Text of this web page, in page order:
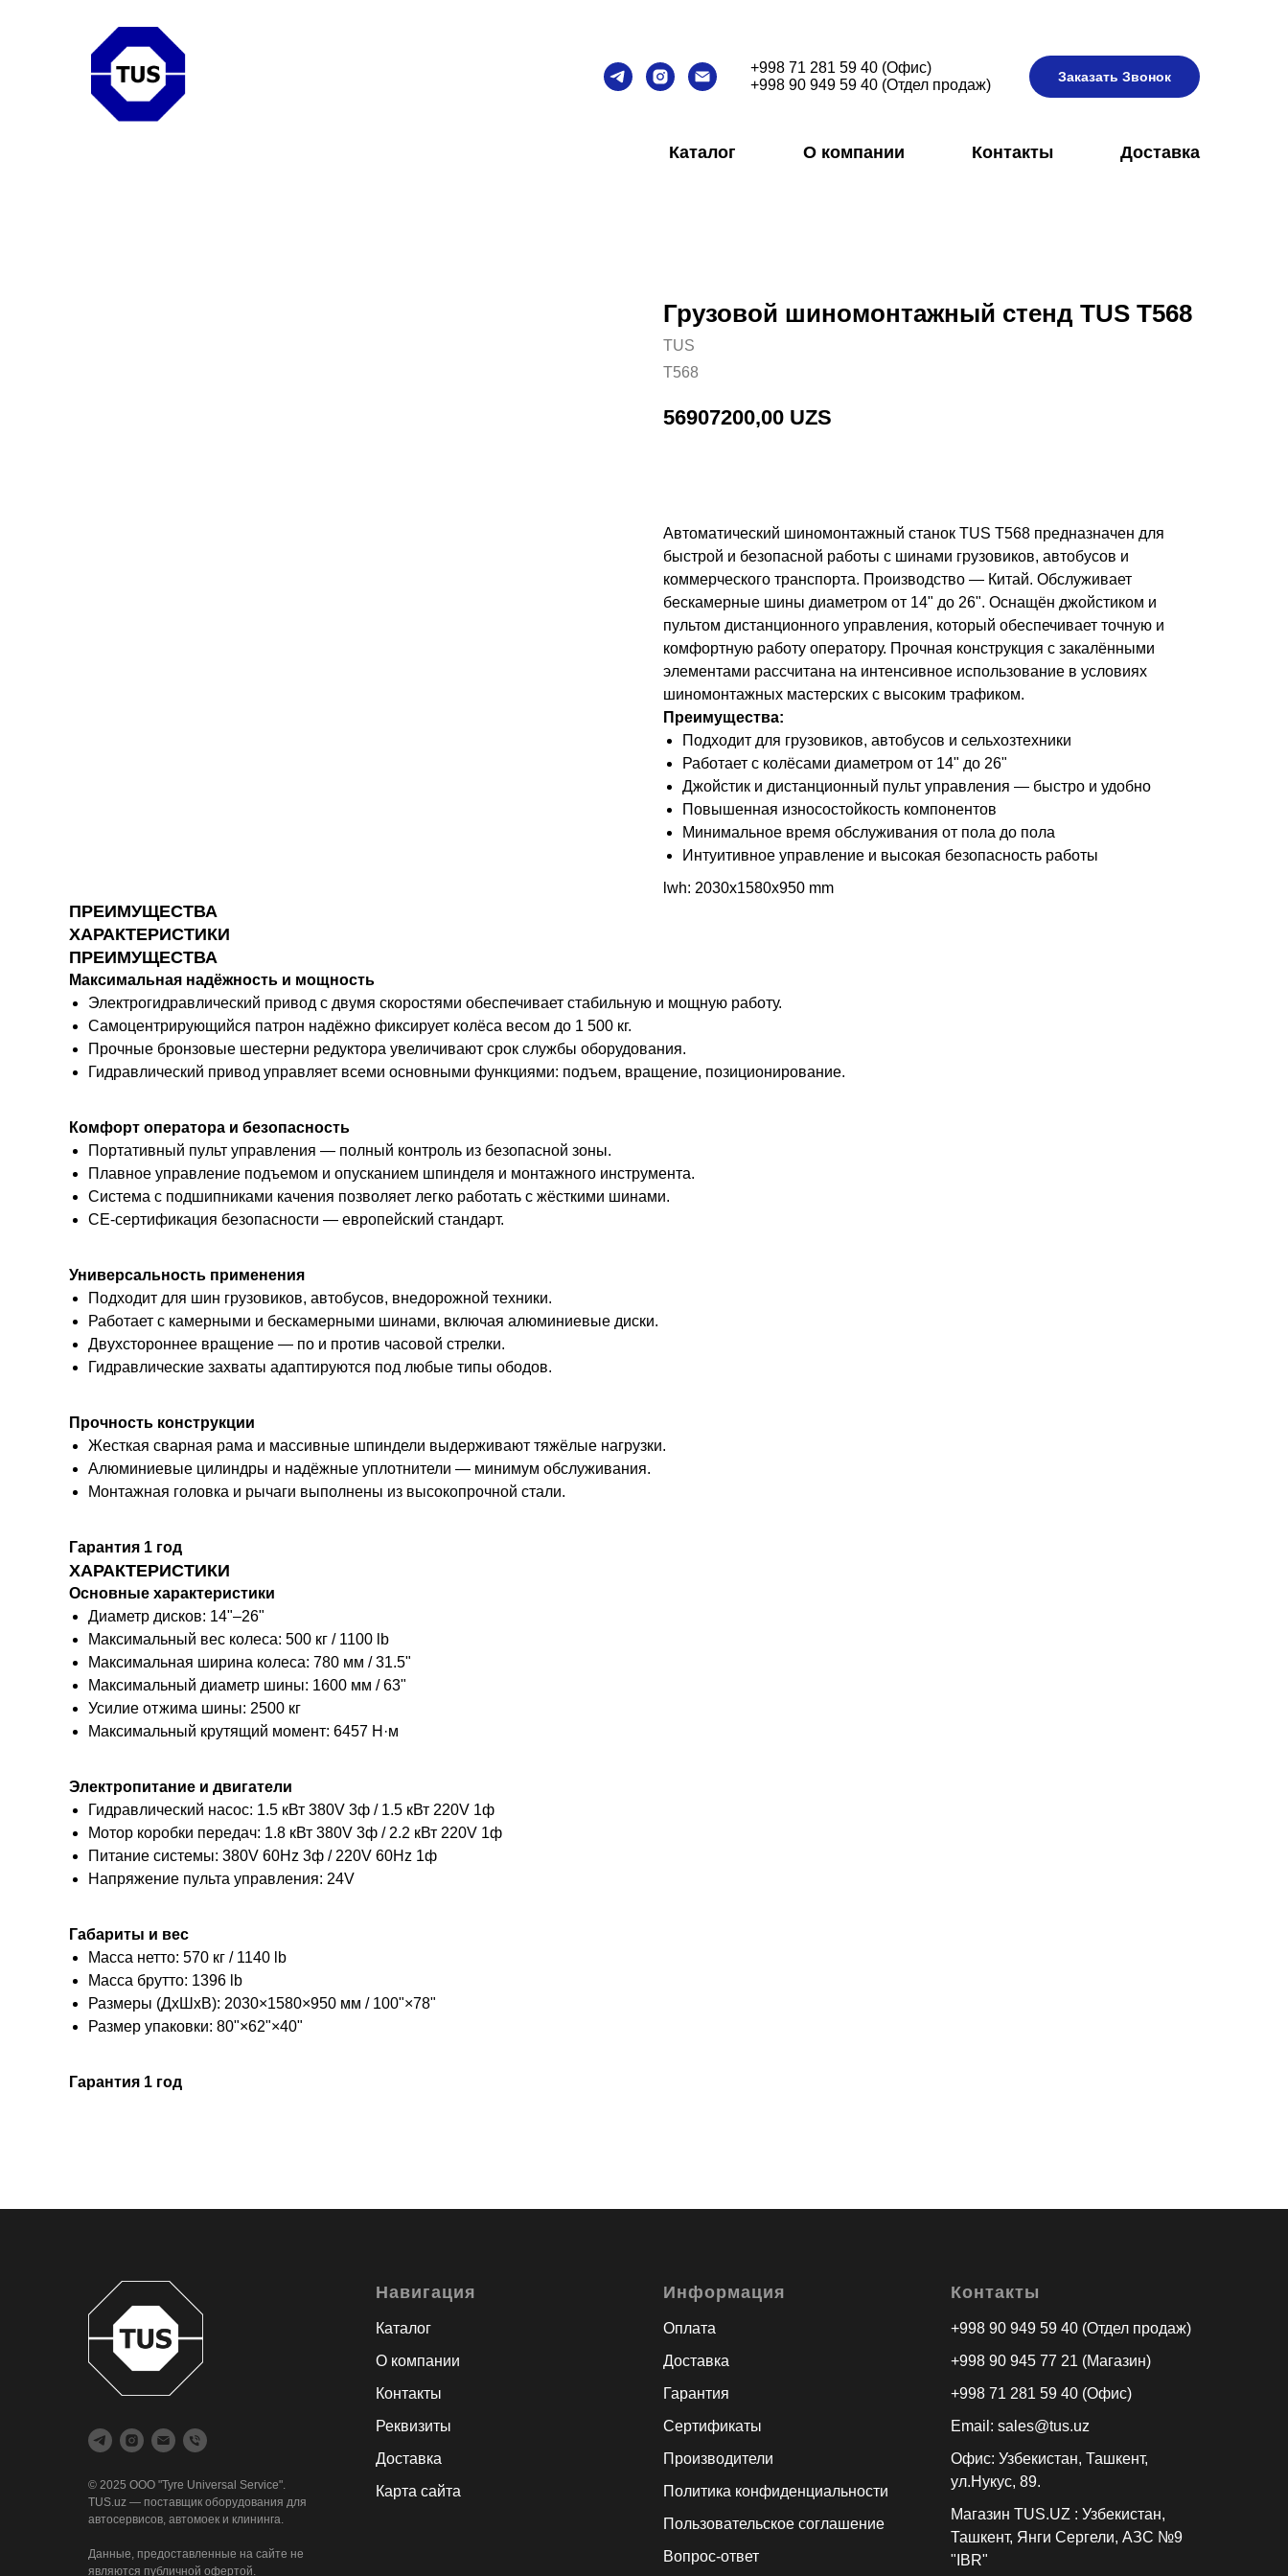
+998 71 281 59 40 (Офис)
+998 90 949 59 40 (Отдел продаж)
Заказать Звонок
Каталог О компании Контакты Доставка
Грузовой шиномонтажный стенд TUS T568
TUS
T568
56907200,00 UZS
Автоматический шиномонтажный станок TUS T568 предназначен для
быстрой и безопасной работы с шинами грузовиков, автобусов и
коммерческого транспорта. Производство — Китай. Обслуживает
бескамерные шины диаметром от 14" до 26". Оснащён джойстиком и
пультом дистанционного управления, который обеспечивает точную и
комфортную работу оператору. Прочная конструкция с закалёнными
элементами рассчитана на интенсивное использование в условиях
шиномонтажных мастерских с высоким трафиком.
Преимущества:
Подходит для грузовиков, автобусов и сельхозтехники
Работает с колёсами диаметром от 14" до 26"
Джойстик и дистанционный пульт управления — быстро и удобно
Повышенная износостойкость компонентов
Минимальное время обслуживания от пола до пола
Интуитивное управление и высокая безопасность работы
lwh: 2030x1580x950 mm
ПРЕИМУЩЕСТВА
ХАРАКТЕРИСТИКИ
ПРЕИМУЩЕСТВА
Максимальная надёжность и мощность
Электрогидравлический привод с двумя скоростями обеспечивает стабильную и мощную работу.
Самоцентрирующийся патрон надёжно фиксирует колёса весом до 1 500 кг.
Прочные бронзовые шестерни редуктора увеличивают срок службы оборудования.
Гидравлический привод управляет всеми основными функциями: подъем, вращение, позиционирование.
Комфорт оператора и безопасность
Портативный пульт управления — полный контроль из безопасной зоны.
Плавное управление подъемом и опусканием шпинделя и монтажного инструмента.
Система с подшипниками качения позволяет легко работать с жёсткими шинами.
CE-сертификация безопасности — европейский стандарт.
Универсальность применения
Подходит для шин грузовиков, автобусов, внедорожной техники.
Работает с камерными и бескамерными шинами, включая алюминиевые диски.
Двухстороннее вращение — по и против часовой стрелки.
Гидравлические захваты адаптируются под любые типы ободов.
Прочность конструкции
Жесткая сварная рама и массивные шпиндели выдерживают тяжёлые нагрузки.
Алюминиевые цилиндры и надёжные уплотнители — минимум обслуживания.
Монтажная головка и рычаги выполнены из высокопрочной стали.
Гарантия 1 год
ХАРАКТЕРИСТИКИ
Основные характеристики
Диаметр дисков: 14"–26"
Максимальный вес колеса: 500 кг / 1100 lb
Максимальная ширина колеса: 780 мм / 31.5"
Максимальный диаметр шины: 1600 мм / 63"
Усилие отжима шины: 2500 кг
Максимальный крутящий момент: 6457 Н·м
Электропитание и двигатели
Гидравлический насос: 1.5 кВт 380V 3ф / 1.5 кВт 220V 1ф
Мотор коробки передач: 1.8 кВт 380V 3ф / 2.2 кВт 220V 1ф
Питание системы: 380V 60Hz 3ф / 220V 60Hz 1ф
Напряжение пульта управления: 24V
Габариты и вес
Масса нетто: 570 кг / 1140 lb
Масса брутто: 1396 lb
Размеры (ДхШхВ): 2030×1580×950 мм / 100"×78"
Размер упаковки: 80"×62"×40"
Гарантия 1 год
© 2025 ООО "Tyre Universal Service".
TUS.uz — поставщик оборудования для
автосервисов, автомоек и клининга.
Данные, предоставленные на сайте не
являются публичной офертой.
Навигация
Каталог
О компании
Контакты
Реквизиты
Доставка
Карта сайта
Информация
Оплата
Доставка
Гарантия
Сертификаты
Производители
Политика конфиденциальности
Пользовательское соглашение
Вопрос-ответ
Контакты
+998 90 949 59 40 (Отдел продаж)
+998 90 945 77 21 (Магазин)
+998 71 281 59 40 (Офис)
Email: sales@tus.uz
Офис: Узбекистан, Ташкент,
ул.Нукус, 89.
Магазин TUS.UZ : Узбекистан,
Ташкент, Янги Сергели, АЗС №9
"IBR"